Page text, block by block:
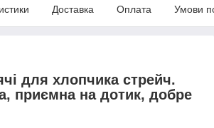
Доставка Оплата Умови
для хлопчика стрейч.
приємна на дотик, добре